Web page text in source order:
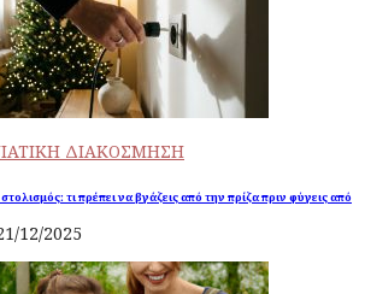
ΔΙΑΚΟΣΜΗΣΗ
τι πρέπει να βγάζεις από την πρίζα πριν φύγεις από
12/2025